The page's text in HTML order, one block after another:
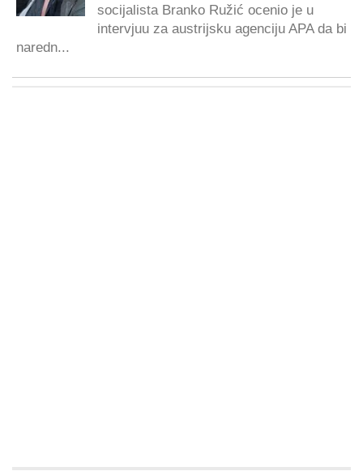
socijalista Branko Ružić ocenio je u
intervjuu za austrijsku agenciju APA da bi
naredn...